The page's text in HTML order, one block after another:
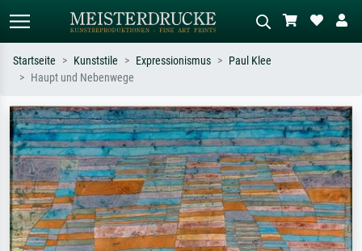
Suchen Sie nach Künstlern, Werktiteln
oder Stilen – z.B. Monet,
Sternennacht, Impressionismus, Welle
Hokusai, Akt.
Beschreiben Sie die Szene – z.B. Grüne
Wiese, Abstrakt mit viel Rot, Dunkles
Ölgemälde, Stehender Akt neben einem
Baum.
Startseite Kunststile Expressionismus
Paul Klee
Haupt und Nebenwege